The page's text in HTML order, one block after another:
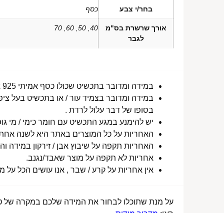
בחר/י צבע כסף
אורך שרשרת בס"מ
לגבר
40, 50, 60, 70
במידה ומדובר בתכשיט שכולו כסף אמיתי 925 או סטיינלס סטיל ללא ציפוי, התכשיט עמיד למים לטווח ארוך ביותר מעל שנה !
במידה ומדובר בצמיד עור / או בתכשיט בעל
בסופו של דבר עלול לרדת .
יש להימנע במגע התכשיט עם חומר כימי / מי
האחריות על כל המוצרים באתר היא לשנה
האחריות תקפה על שיבוץ אבן / זירקון במידה
אחריות לא תקפה על מוצר שאבד/נגנב.
אין אחריות על קרע / שבר , אנו עושים הכל
על מנת שתוכלו לבחור את המידה שלכם במקרה של